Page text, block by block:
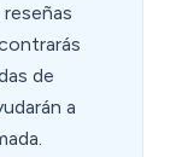
de
a